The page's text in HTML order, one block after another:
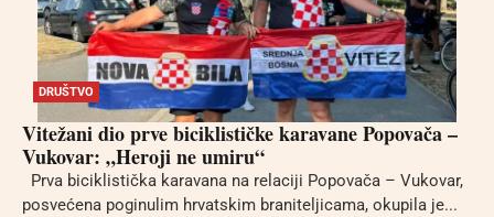
DRUŠTVO
Vitežani dio prve biciklističke karavane Popovača –
Vukovar: „Heroji ne umiru“
Prva biciklistička karavana na relaciji Popovača – Vukovar,
posvećena poginulim hrvatskim braniteljicama, okupila je...